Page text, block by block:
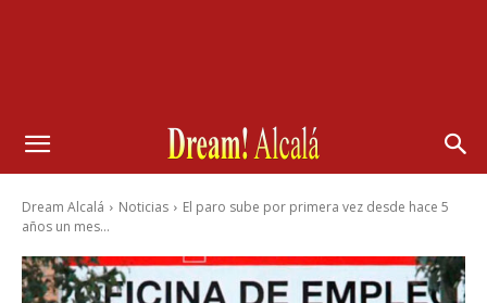
Dream Alcalá Noticias
El paro sube por primera vez desde hace 5
años un mes...